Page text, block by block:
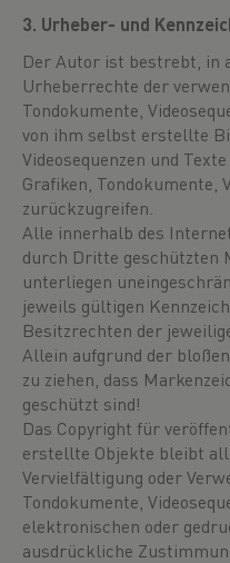
3. Urheber- und
Der Autor ist bestrebt, in
Urheberrechte der
Tondokumente,
von ihm selbst erstellte
Videosequenzen und
Grafiken, Tondokumente,
zurückzugreifen.
Alle innerhalb des
durch Dritte geschützten
unterliegen
jeweils gültigen
Besitzrechten der
Allein aufgrund der
zu ziehen, dass
geschützt sind!
Das Copyright für
erstellte Objekte bleibt
Vervielfältigung oder
Tondokumente,
elektronischen oder
ausdrückliche